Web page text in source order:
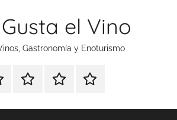
el Vino
Gastronomía y Enoturismo
Enoturismo
Gastronomía
RankingContacto